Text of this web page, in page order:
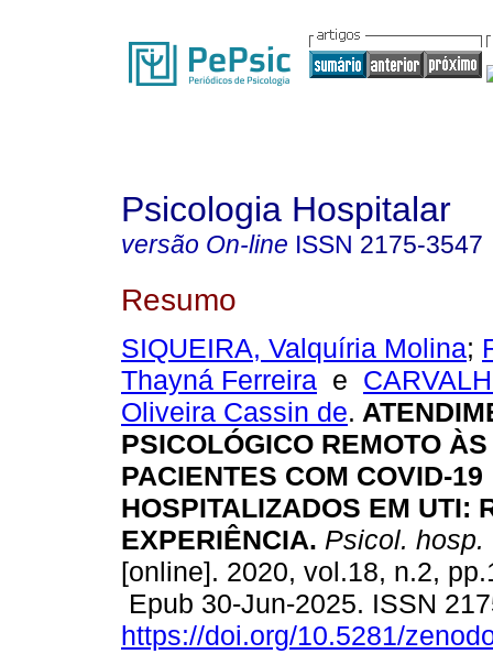
Psicologia Hospitalar
versão On-line ISSN 2175-3547
Resumo
SIQUEIRA, Valquíria Molina;
Thayná Ferreira e
Oliveira Cassin de.
PSICOLÓGICO REMOTO
PACIENTES COM COVID-19
HOSPITALIZADOS EM UTI:
EXPERIÊNCIA. Psicol. hosp.
[online]. 2020, vol.18, n.2,
Epub 30-Jun-2025. ISSN
https://doi.org/10.5281/